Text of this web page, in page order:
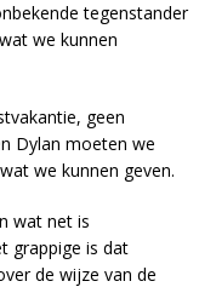
tegenstander
we kunnen
geen
Dylan moeten we
we kunnen geven.
wat net is
grappige is dat
de wijze van de